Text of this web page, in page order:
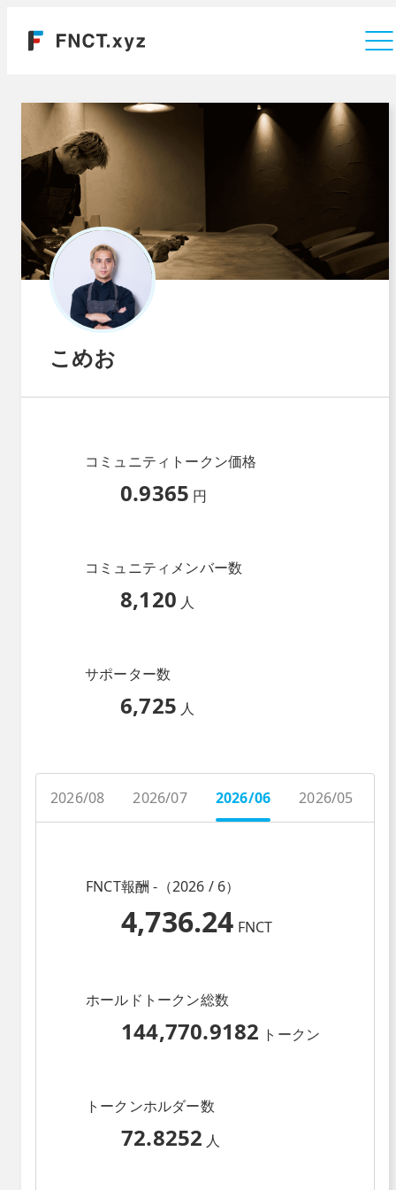
こめお
コミュニティトークン価格
0.9365 円
コミュニティメンバー数
8,120 人
サポーター数
6,725 人
2026/08 2026/07 2026/06 2026/05
FNCT報酬 -（2026 / 6）
4,736.24 FNCT
ホールドトークン総数
144,770.9182 トークン
トークンホルダー数
72.8252 人